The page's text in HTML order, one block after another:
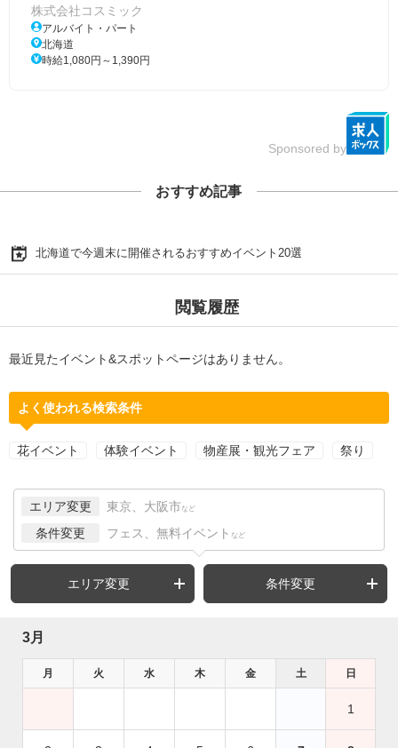
株式会社コスミック
アルバイト・パート
北海道
時給1,080円～1,390円
Sponsored by
おすすめ記事
北海道で今週末に開催されるおすすめイベント20選
閲覧履歴
最近見たイベント&スポットページはありません。
よく使われる検索条件
花イベント 体験イベント 物産展・観光フェア 祭り
エリア変更 東京、大阪市 など
条件変更 フェス、無料イベント など
エリア変更 条件変更
3月
月 火 水 木 金 土 日
1